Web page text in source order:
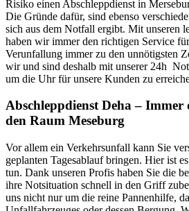
Risiko einen Abschleppdienst in
Die Gründe dafür, sind ebenso
sich aus dem Notfall ergibt. Mit unseren
haben wir immer den richtigen Service
Verunfallung immer zu den unnötigsten
wir und sind deshalb mit unserer 24h
um die Uhr für unsere Kunden zu
Abschleppdienst Deha – Immer
den Raum Meseburg
Vor allem ein Verkehrsunfall kann Sie
geplanten Tagesablauf bringen. Hier ist
tun. Dank unseren Profis haben Sie die
ihre Notsituation schnell in den Griff
uns nicht nur um die reine Pannenhilfe,